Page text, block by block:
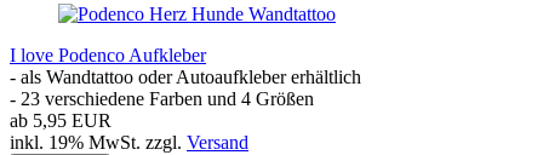
I love Podenco Aufkleber
- als Wandtattoo oder Autoaufkleber erhältlich
- 23 verschiedene Farben und 4 Größen
ab 5,95 EUR
inkl. 19% MwSt. zzgl. Versand